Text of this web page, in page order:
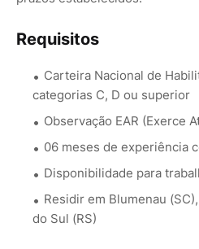
Requisitos
Carteira Nacional de
categorias C, D ou superior
Observação EAR (Exerce
06 meses de experiência
Disponibilidade para
Residir em Blumenau
do Sul (RS)